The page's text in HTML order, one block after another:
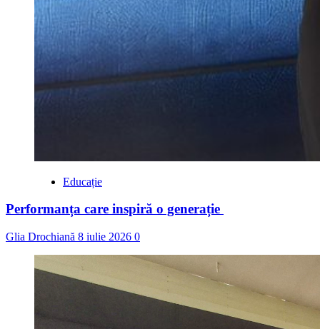
Educație
Performanța care inspiră o generație
Glia Drochiană 8 iulie 2026 0